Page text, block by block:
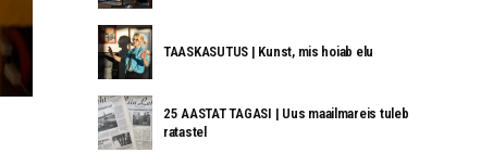
TAASKASUTUS | Kunst, mis hoiab elu
25 AASTAT TAGASI | Uus maailmareis tuleb
ratastel